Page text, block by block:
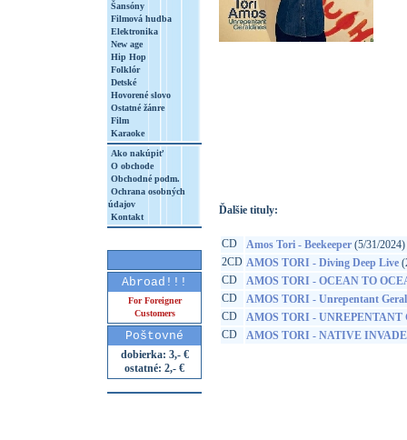
Šansóny
Filmová hudba
Elektronika
New age
Hip Hop
Folklór
Detské
Hovorené slovo
Ostatné žánre
Film
Karaoke
Ako nakúpiť
O obchode
Obchodné podm.
Ochrana osobných
údajov
Kontakt
Abroad!!!
For Foreigner
Customers
Poštovné
dobierka: 3,- €
ostatné: 2,- €
Ďalšie tituly:
CD Amos Tori - Beekeeper (5/31/2024)
2CD AMOS TORI - Diving Deep Live
CD
AMOS TORI - OCEAN TO
CD
AMOS TORI - Unrepentant
CD
AMOS TORI - UNREPENTANT
CD
AMOS TORI - NATIVE